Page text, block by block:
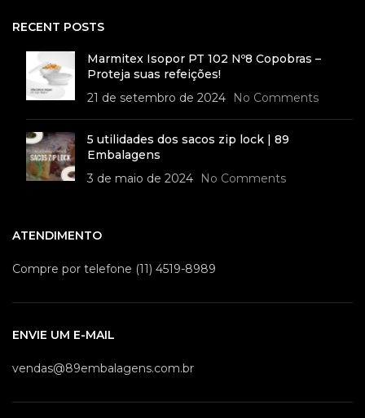
RECENT POSTS
Marmitex Isopor PT 102 Nº8 Copobras –
Proteja suas refeições!
21 de setembro de 2024
No Comments
5 utilidades dos sacos zip lock | 89
Embalagens
3 de maio de 2024
No Comments
ATENDIMENTO
Compre por telefone (11) 4519-8989
ENVIE UM E-MAIL
vendas@89embalagens.com.br